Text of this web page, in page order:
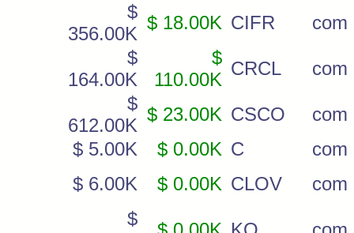
$
356.00K
$ 18.00K CIFR
com
$
164.00K
$
110.00K
CRCL
com
$
612.00K
$ 23.00K CSCO
com
$ 5.00K
$ 0.00K C
com
$ 6.00K
$ 0.00K CLOV
com
$